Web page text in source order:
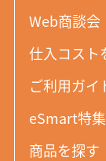
Web商談会
仕入コスト
ご利用ガイ
eSmart特集
商品を探す